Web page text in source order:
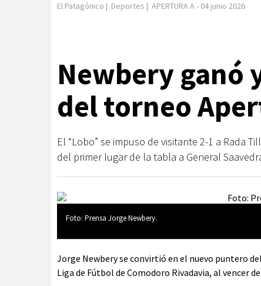
El Patagónico | Deportes | APERTURA A- 04 junio 2026
Newbery ganó
del torneo
El “Lobo” se impuso de visitante 2-1 a Rada
del primer lugar de la tabla a General
Foto: Prensa Jorge Newbery.
Jorge Newbery se convirtió en el nuevo puntero
Liga de Fútbol de Comodoro Rivadavia, al vencer